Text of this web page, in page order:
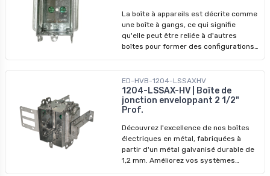
Pinces pour câble sous gaine non
métallique, côtés rallongés pour le
clouage extérieur. - Installation :
Spécifiquement conçu pour
La boîte à appareils est décrite comme
une boîte à gangs, ce qui signifie
qu'elle peut être reliée à d'autres
boîtes pour former des configurations
installations électriques où plusieurs
appareils ou connexions doivent être
logés ensemble. Caractéristiques
principales : - Matériau : Acier -
Volume : 16 po cu - Pinces pour câble
sous gaine non métallique ou câble
armé - Installation : Spécifiquement
conçu pour l'installation sur des
ED-HVB-1204-LSSAXHV
1204-LSSAX-HV | Boîte de
jonction enveloppant 2 1/2"
Prof.
Découvrez l'excellence de nos boîtes
électriques en métal, fabriquées à
partir d'un métal galvanisé durable de
1,2 mm. Améliorez vos systèmes